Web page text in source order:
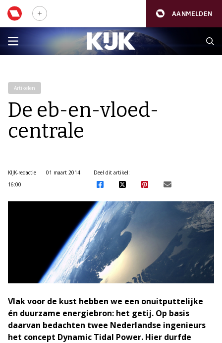
AANMELDEN
Artikelen
De eb-en-vloed-
centrale
KIJK-redactie
01 maart 2014
16:00
Deel dit artikel:
Vlak voor de kust hebben we een onuitputtelijke
én duurzame energiebron: het getij. Op basis
daarvan bedachten twee Nederlandse ingenieurs
het concept Dynamic Tidal Power. Hier durfde